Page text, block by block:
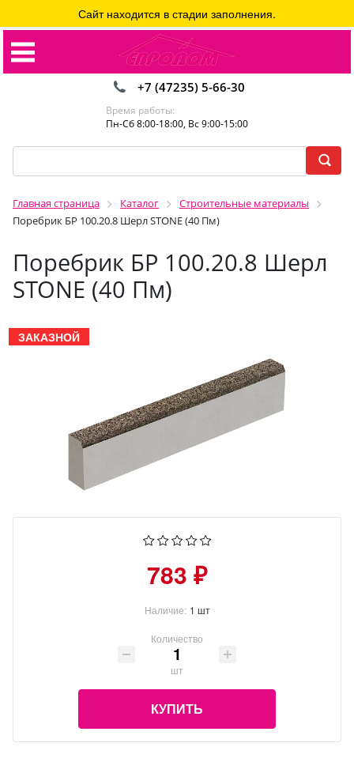
+7 (47235) 5-66-30
Время работы:
Пн-Сб 8:00-18:00, Вс 9:00-15:00
Главная страница Каталог
Строительные материалы
Поребрик БР 100.20.8 Шерл STONE (40 Пм)
Поребрик БР 100.20.8 Шерл
STONE (40 Пм)
Сайт находится в стадии заполнения.
ЗАКАЗНОЙ
783 ₽
Наличие: 1 шт
Количество
шт
КУПИТЬ